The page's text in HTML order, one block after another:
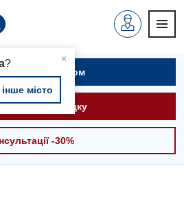
×
?
місто
на прийом
швидку
-30%